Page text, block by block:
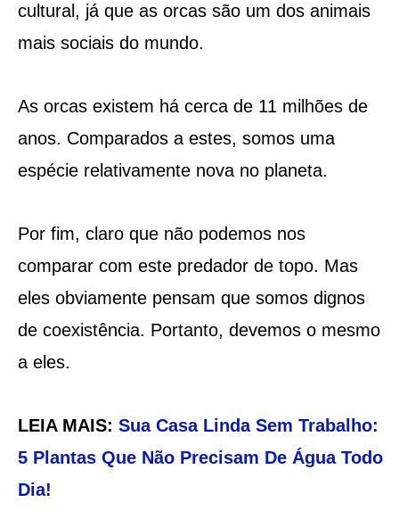
cultural, já que as orcas são um dos animais
mais sociais do mundo.
As orcas existem há cerca de 11 milhões de
anos. Comparados a estes, somos uma
espécie relativamente nova no planeta.
Por fim, claro que não podemos nos
comparar com este predador de topo. Mas
eles obviamente pensam que somos dignos
de coexistência. Portanto, devemos o mesmo
a eles.
LEIA MAIS: Sua Casa Linda Sem Trabalho:
5 Plantas Que Não Precisam De Água Todo
Dia!